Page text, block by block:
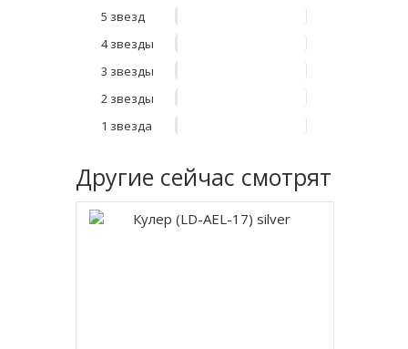
5 звезд
4 звезды
3 звезды
2 звезды
1 звезда
Другие сейчас смотрят